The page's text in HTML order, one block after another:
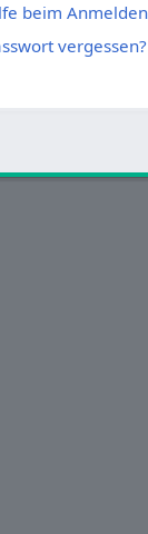
beim Anmelden
vergessen?